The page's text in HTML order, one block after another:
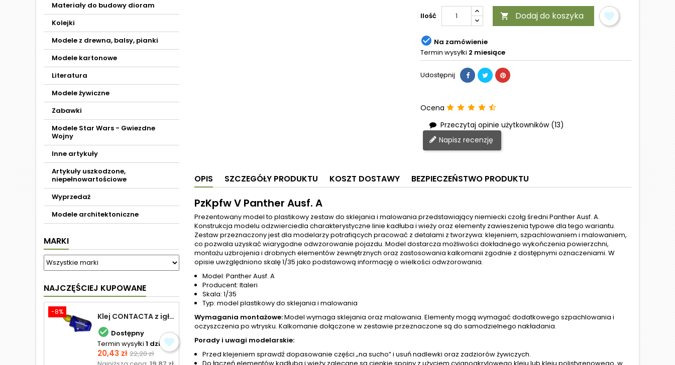
Materiały do budowy dioram
Kolejki
Modele z drewna, balsy, pianki
Modele kartonowe
Literatura
Modele żywiczne
Zabawki
Modele Star Wars - Gwiezdne
Wojny
Inne artykuły
Artykuły uszkodzone,
niepełnowartościowe
Wyprzedaż
Modele architektoniczne
MARKI
NAJCZĘŚCIEJ KUPOWANE
-8% Klej CONTACTA z igłą do plastiku 25,0 g
 Dostępny
Termin wysyłki 1 dzień
Cena
20,43 zł Cena
podstawowa
22,20 zł
Ilość  Dodaj do koszyka
 Na zamówienie
Termin wysyłki 2 miesiące
Udostępnij
Ocena
Przeczytaj opinie użytkowników (13)
Napisz recenzję
OPIS SZCZEGÓŁY PRODUKTU KOSZT DOSTAWY BEZPIECZEŃSTWO PRODUKTU
PzKpfw V Panther Ausf. A
Prezentowany model to plastikowy zestaw do sklejania i malowania przedstawiający niemiecki czołg średni Panther Ausf. A.
Konstrukcja modelu odzwierciedla charakterystyczne linie kadłuba i wieży oraz elementy zawieszenia typowe dla tego wariantu.
Zestaw przeznaczony jest dla modelarzy potrafiących pracować z detalami z tworzywa: klejeniem, szpachlowaniem i malowaniem,
co pozwala uzyskać wiarygodne odwzorowanie pojazdu. Model dostarcza możliwości dokładnego wykończenia powierzchni,
montażu uzbrojenia i drobnych elementów zewnętrznych oraz zastosowania kalkomanii zgodnie z dostępnymi oznaczeniami. W
opisie uwzględniono skalę 1/35 jako podstawową informację o wielkości odwzorowania.
Model: Panther Ausf. A
Producent: Italeri
Skala: 1/35
Typ: model plastikowy do sklejania i malowania
Wymagania montażowe:Model wymaga sklejania oraz malowania. Elementy mogą wymagać dodatkowego szpachlowania i
oczyszczenia po wtrysku. Kalkomanie dołączone w zestawie przeznaczone są do samodzielnego nakładania.
Porady i uwagi modelarskie:
Przed klejeniem sprawdź dopasowanie części „na sucho” i usuń nadlewki oraz zadziorów żywiczych.